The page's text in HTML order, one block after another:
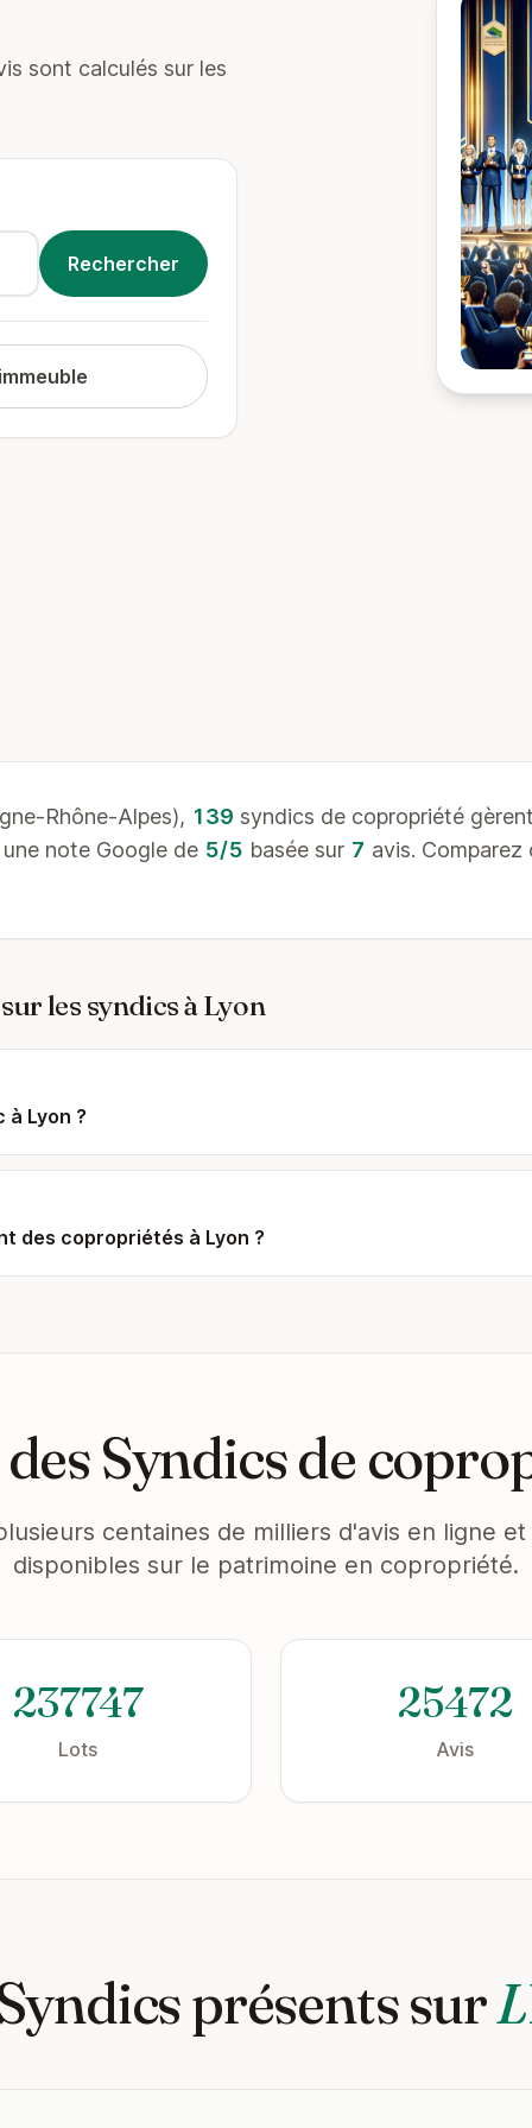
sont calculés sur les
Rhône-Alpes), 139 syndics de copropriété
note Google de 5/5 basée sur 7 avis.
les syndics à Lyon
à Lyon ?
des copropriétés à Lyon ?
Syndics de
centaines de milliers d'avis en ligne
disponibles sur le patrimoine en copropriété.
237747
Lots
25472
Avis
présents sur